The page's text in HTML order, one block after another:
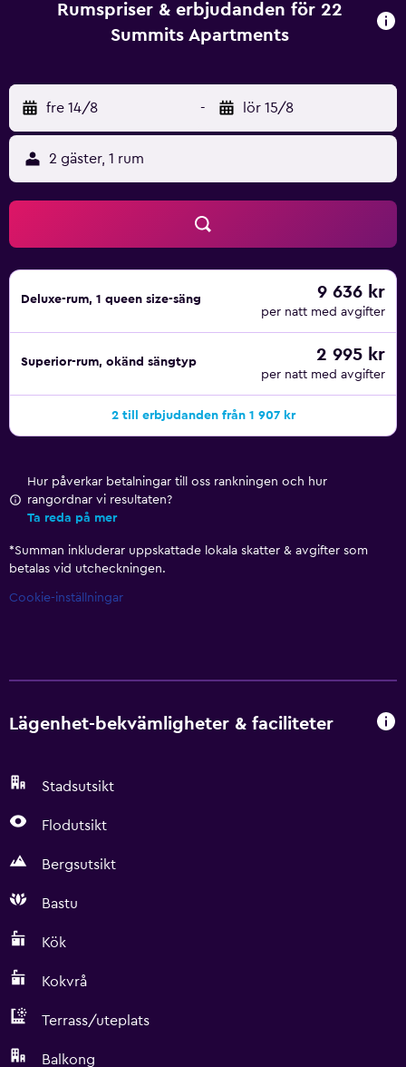
Rumspriser & erbjudanden för 22
Summits Apartments
fre 14/8 - lör 15/8
2 gäster, 1 rum
Deluxe-rum, 1 queen size-säng 9 636 kr
per natt med avgifter
Superior-rum, okänd sängtyp 2 995 kr
per natt med avgifter
2 till erbjudanden från 1 907 kr
Hur påverkar betalningar till oss rankningen och hur
rangordnar vi resultaten?
Ta reda på mer
*Summan inkluderar uppskattade lokala skatter & avgifter som
betalas vid utcheckningen.
Cookie-inställningar
Lägenhet-bekvämligheter & faciliteter
Stadsutsikt
Flodutsikt
Bergsutsikt
Bastu
Kök
Kokvrå
Terrass/uteplats
Balkong